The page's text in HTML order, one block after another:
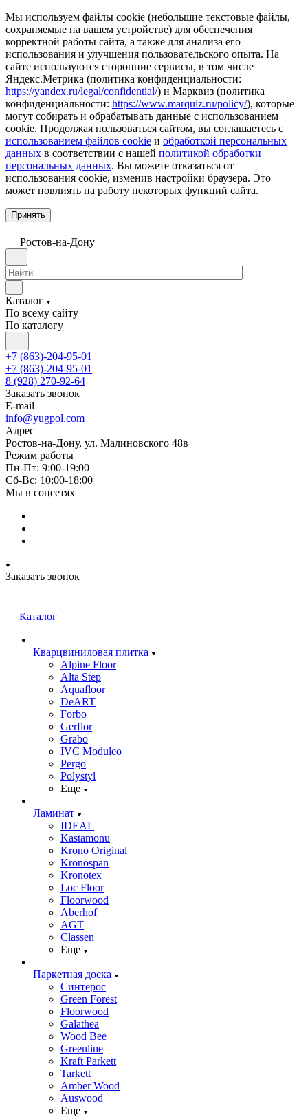
Мы используем файлы cookie (небольшие текстовые файлы,
сохраняемые на вашем устройстве) для обеспечения
корректной работы сайта, а также для анализа его
использования и улучшения пользовательского опыта. На
сайте используются сторонние сервисы, в том числе
Яндекс.Метрика (политика конфиденциальности:
https://yandex.ru/legal/confidential/) и Марквиз (политика
конфиденциальности: https://www.marquiz.ru/policy/), которые
могут собирать и обрабатывать данные с использованием
cookie. Продолжая пользоваться сайтом, вы соглашаетесь с
использованием файлов cookie и обработкой персональных
данных в соответствии с нашей политикой обработки
персональных данных. Вы можете отказаться от
использования cookie, изменив настройки браузера. Это
может повлиять на работу некоторых функций сайта.
Принять
Ростов-на-Дону
Каталог
По всему сайту
По каталогу
+7 (863)-204-95-01
+7 (863)-204-95-01
8 (928) 270-92-64
Заказать звонок
E-mail
info@yugpol.com
Адрес
Ростов-на-Дону, ул. Малиновского 48в
Режим работы
Пн-Пт: 9:00-19:00
Cб-Вс: 10:00-18:00
Мы в соцсетях
Заказать звонок
Каталог
Кварцвиниловая плитка
Alpine Floor
Alta Step
Aquafloor
DeART
Forbo
Gerflor
Grabo
IVC Moduleo
Pergo
Polystyl
Еще
Ламинат
IDEAL
Kastamonu
Krono Original
Kronospan
Kronotex
Loc Floor
Floorwood
Aberhof
AGT
Classen
Еще
Паркетная доска
Синтерос
Green Forest
Floorwood
Galathea
Wood Bee
Greenline
Kraft Parkett
Tarkett
Amber Wood
Auswood
Еще